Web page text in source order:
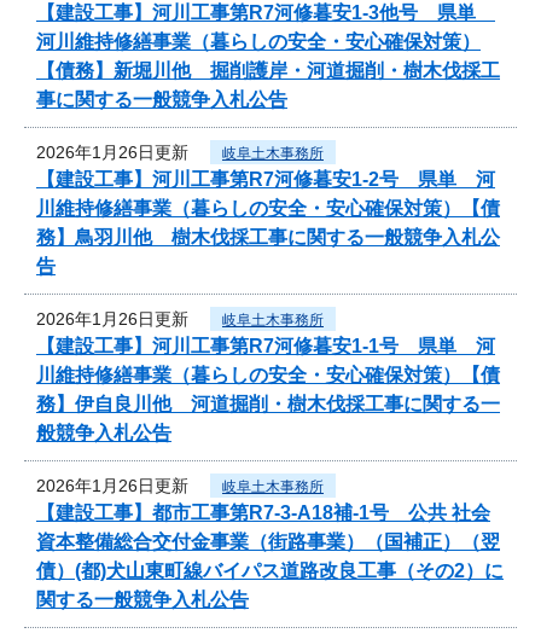
【建設工事】河川工事第R7河修暮安1-3他号 県単
河川維持修繕事業（暮らしの安全・安心確保対策）
【債務】新堀川他 掘削護岸・河道掘削・樹木伐採工
事に関する一般競争入札公告
2026年1月26日更新 岐阜土木事務所
【建設工事】河川工事第R7河修暮安1-2号 県単 河
川維持修繕事業（暮らしの安全・安心確保対策）【債
務】鳥羽川他 樹木伐採工事に関する一般競争入札公
告
2026年1月26日更新 岐阜土木事務所
【建設工事】河川工事第R7河修暮安1-1号 県単 河
川維持修繕事業（暮らしの安全・安心確保対策）【債
務】伊自良川他 河道掘削・樹木伐採工事に関する一
般競争入札公告
2026年1月26日更新 岐阜土木事務所
【建設工事】都市工事第R7-3-A18補-1号 公共 社会
資本整備総合交付金事業（街路事業）（国補正）（翌
債）(都)犬山東町線バイパス道路改良工事（その2）に
関する一般競争入札公告